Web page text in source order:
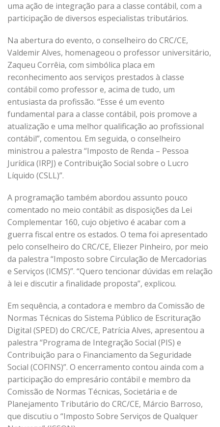
uma ação de integração para a classe contábil, com a
participação de diversos especialistas tributários.
Na abertura do evento, o conselheiro do CRC/CE,
Valdemir Alves, homenageou o professor universitário,
Zaqueu Corrêia, com simbólica placa em
reconhecimento aos serviços prestados à classe
contábil como professor e, acima de tudo, um
entusiasta da profissão. “Esse é um evento
fundamental para a classe contábil, pois promove a
atualização e uma melhor qualificação ao profissional
contábil”, comentou. Em seguida, o conselheiro
ministrou a palestra “Imposto de Renda – Pessoa
Jurídica (IRPJ) e Contribuição Social sobre o Lucro
Líquido (CSLL)”.
A programação também abordou assunto pouco
comentado no meio contábil: as disposições da Lei
Complementar 160, cujo objetivo é acabar com a
guerra fiscal entre os estados. O tema foi apresentado
pelo conselheiro do CRC/CE, Eliezer Pinheiro, por meio
da palestra “Imposto sobre Circulação de Mercadorias
e Serviços (ICMS)”. “Quero tencionar dúvidas em relação
à lei e discutir a finalidade proposta”, explicou.
Em sequência, a contadora e membro da Comissão de
Normas Técnicas do Sistema Público de Escrituração
Digital (SPED) do CRC/CE, Patrícia Alves, apresentou a
palestra “Programa de Integração Social (PIS) e
Contribuição para o Financiamento da Seguridade
Social (COFINS)”. O encerramento contou ainda com a
participação do empresário contábil e membro da
Comissão de Normas Técnicas, Societária e de
Planejamento Tributário do CRC/CE, Márcio Barroso,
que discutiu o “Imposto Sobre Serviços de Qualquer